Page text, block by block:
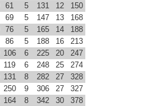
61 5 131 12
150
69 5 147 13
168
76 5 165 14
188
86 5 188 16
213
106 6 225 20
247
119 6 248 25
274
131 8 282 27
328
250 9 306 27
327
164 8 342 30
378